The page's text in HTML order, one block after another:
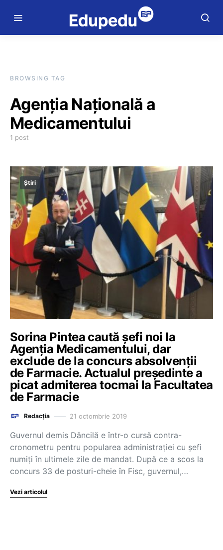
BROWSING TAG
Agenția Națională a
Medicamentului
1 post
Știri
Sorina Pintea caută șefi noi la
Agenția Medicamentului, dar
exclude de la concurs absolvenții
de Farmacie. Actualul președinte a
picat admiterea tocmai la Facultatea
de Farmacie
Redacția 21 octombrie 2019
Guvernul demis Dăncilă e într-o cursă contra-
cronometru pentru popularea administrației cu șefi
numiți în ultimele zile de mandat. După ce a scos la
concurs 33 de posturi-cheie în Fisc, guvernul,…
Vezi articolul